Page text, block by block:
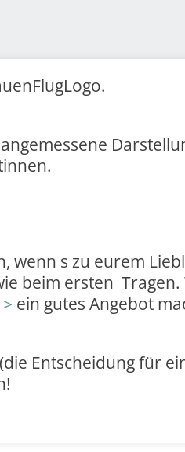
wenn s zu eurem
beim ersten Tragen.
ein gutes Angebot
Entscheidung für